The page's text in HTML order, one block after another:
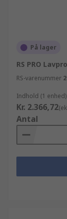
På lager
RS PRO
RS-varenummer
Indhold (1 enhed)
Kr. 2.366,72
Antal